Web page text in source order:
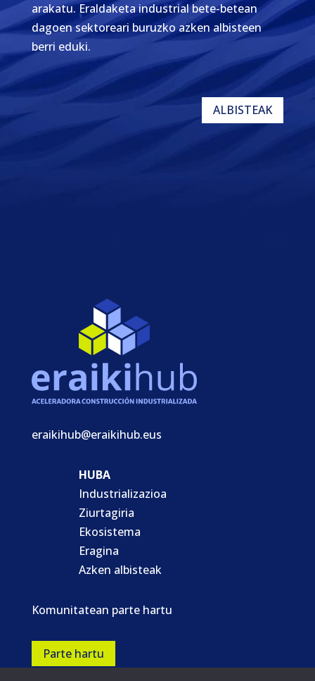
arakatu. Eraldaketa industrial bete-betean
dagoen sektoreari buruzko azken albisteen
berri eduki.
ALBISTEAK
eraikihub@eraikihub.eus
HUBA
Industrializazioa
Ziurtagiria
Ekosistema
Eragina
Azken albisteak
Komunitatean parte hartu
Parte hartu